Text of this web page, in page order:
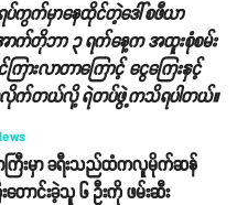
ပ်ကွက်မှာနေထိုင်တဲ့ဒေါ်စဖီယာ
က်တိုဘာ ၃ ရက်နေ့က အထူးစုံစမ်း
ြားလာတာကြောင့် ငွေကြေးနှင့်
ေးယူလိုက်တယ်လို့ ရဲတပ်ဖွဲ့ကသိရပါတယ်။
ြီးမှာ ခရီးသည်ထံကလူမိုက်ဆန်
ောင်းခဲ့သူ ၆ ဦးကို ဖမ်းဆီး